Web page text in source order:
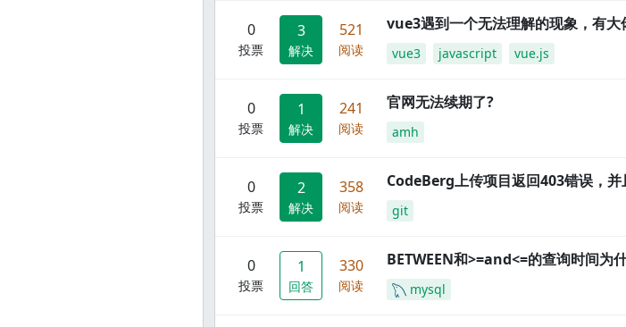
0
投票
3
解决
521
阅读
vue3遇到一个无法理解的现象，有
vue3 javascript vue.js
0
投票
1
解决
241
阅读
官网无法续期了?
amh
0
投票
2
解决
358
阅读
CodeBerg上传项目返回403错误，并
git
0
投票
1
回答
330
阅读
BETWEEN和>=and<=的查询时间为
mysql